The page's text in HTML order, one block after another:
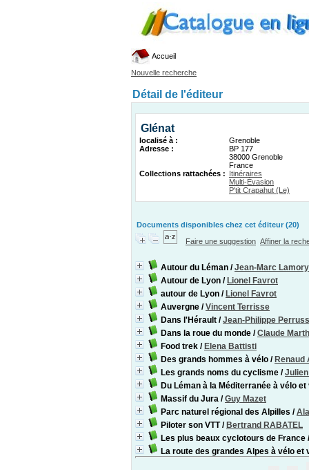
Accueil
Nouvelle recherche
Détail de l'éditeur
Glénat
localisé à :
Grenoble
Adresse :
BP 177
38000 Grenoble
France
Collections rattachées : Itinéraires
Multi-Évasion
P'tit Crapahut (Le)
Documents disponibles chez cet éditeur (20)
Faire une suggestion Affiner la
Autour du Léman /Jean-Marc Lamory
Autour de Lyon / Lionel Favrot
autour de Lyon / Lionel Favrot
Auvergne /Vincent Terrisse
Dans l'Hérault /Jean-Philippe
Dans la roue du monde /Claude
Food trek / Elena Battisti
Des grands hommes à vélo / Renaud
Les grands noms du cyclisme /
Du Léman à la Méditerranée à vélo
Massif du Jura /Guy Mazet
Parc naturel régional des Alpilles /
Piloter son VTT/ Bertrand RABATEL
Les plus beaux cyclotours de France
La route des grandes Alpes à vélo et